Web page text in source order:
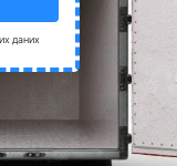
даних